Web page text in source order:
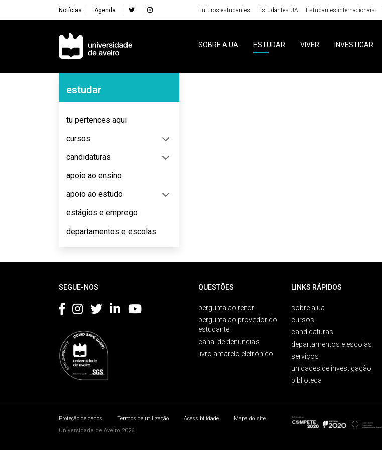
Notícias Agenda Futuros estudantes Estudantes UA Estudantes internacionais
Navegação Principal
SOBRE A UA ESTUDAR VIVER INVESTIGAR
Navegação Lateral
estudar
tu pertences aqui
cursos
candidaturas
apoio ao ensino
apoio ao estudo
estágios e emprego
departamentos e escolas
SEGUE-NOS QUESTÕES
pergunta ao reitor
pergunta ao provedor do
estudante
canal de denúncias
livro amarelo eletrónico
LINKS RÁPIDOS
sobre a ua
cursos
candidaturas
departamentos e escolas
serviços
unidades de investigação
biblioteca
Proteção de dados Termos de utilização Acessibilidade
Mapa do site
Universidade de Aveiro 2026